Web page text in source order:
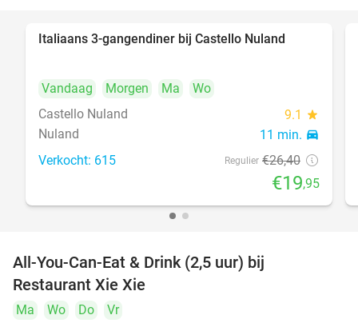
Italiaans 3-gangendiner bij Castello Nuland
Vandaag Morgen Ma
Wo
Castello Nuland
9.1 star
Nuland 11 min. directions_car
Verkocht: 615 Regulier €26,40
€19,95
All-You-Can-Eat & Drink (2,5 uur) bij
Restaurant Xie Xie
Ma Wo Do
Vr